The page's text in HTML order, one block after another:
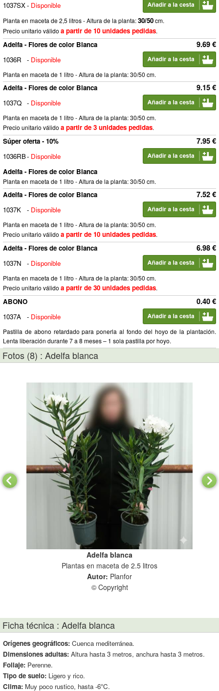
1037SX- Disponible
Planta en maceta de 2,5 litros - Altura de la planta:30/50cm.
Precio unitario válido a partir de 10 unidades pedidas.
9.69 €
Adelfa - Flores de color Blanca
1036R
- Disponible
Planta en maceta de 1 litro - Altura de la planta: 30/50 cm.
9.15 €
Adelfa - Flores de color Blanca
1037Q - Disponible
Planta en maceta de 1 litro - Altura de la planta: 30/50 cm.
Precio unitario válido a partir de 3 unidades pedidas.
7.95 €
Súper oferta - 10%
1036RB- Disponible
Adelfa - Flores de color Blanca
Planta en maceta de 1 litro - Altura de la planta: 30/50 cm.
7.52 €
Adelfa - Flores de color Blanca
1037K
- Disponible
Planta en maceta de 1 litro - Altura de la planta: 30/50 cm.
Precio unitario válido a partir de 10 unidades pedidas.
6.98 €
Adelfa - Flores de color Blanca
1037N
- Disponible
Planta en maceta de 1 litro - Altura de la planta: 30/50 cm.
Precio unitario válido a partir de 30 unidades pedidas.
0.40 €
ABONO
1037A
- Disponible
Pastilla de abono retardado para ponerla al fondo del hoyo de la plantación.
Lenta liberación durante 7 a 8 meses – 1 sola pastilla por hoyo.
Fotos (8) : Adelfa blanca
Adelfa blanca
Plantas en maceta de 2.5 litros
Autor: Planfor
© Copyright
Ficha técnica : Adelfa blanca
Orígenes geográficos: Cuenca mediterránea.
Dimensiones adultas: Altura hasta 3 metros, anchura hasta 3 metros.
Follaje: Perenne.
Tipo de suelo: Ligero y rico.
Clima: Muy poco rustico, hasta -6°C.